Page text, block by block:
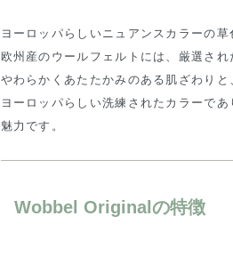
ヨーロッパらしいニュアンスカラーの草
欧州産のウールフェルトには、厳選さ
やわらかくあたたかみのある肌ざわりと
ヨーロッパらしい洗練されたカラーで
魅力です。
Wobbel Originalの特徴